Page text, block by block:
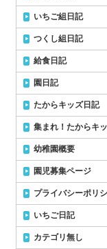
いちご組日記
つくし組日記
給食日記
園日記
たからキッズ日記
集まれ！たからキ
幼稚園概要
園児募集ページ
プライバシーポリ
いちご日記
カテゴリ無し